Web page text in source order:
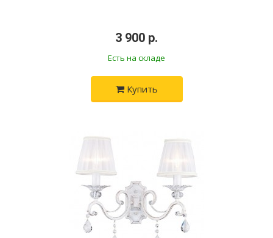
3 900 р.
Есть на складе
Купить